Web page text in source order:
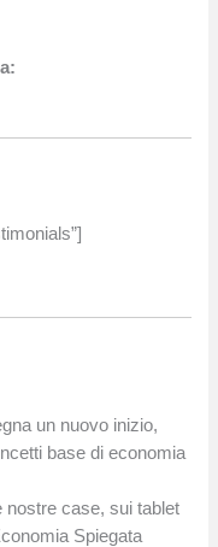
un nuovo inizio,
base di economia
nostre case, sui tablet
Spiegata